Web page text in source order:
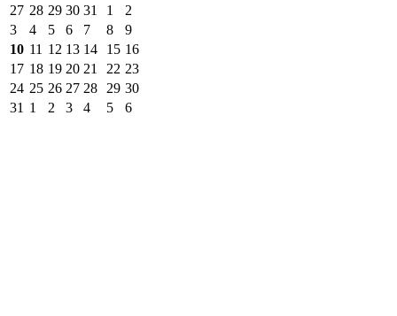
27 28 29 30 31 1
2
3
4 5 6 7 8
9
10 11 12 13 14 15 16
17 18 19 20 21 22 23
24 25 26 27 28 29 30
31 1 2 3 4 5 6